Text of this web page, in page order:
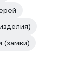
(замки)